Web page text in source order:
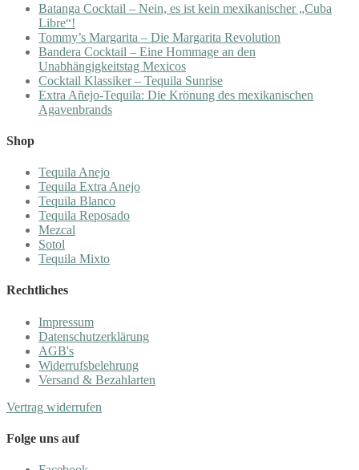
Batanga Cocktail – Nein, es ist kein mexikanischer „Cuba
Libre“!
Tommy’s Margarita – Die Margarita Revolution
Bandera Cocktail – Eine Hommage an den
Unabhängigkeitstag Mexicos
Cocktail Klassiker – Tequila Sunrise
Extra Añejo-Tequila: Die Krönung des mexikanischen
Agavenbrands
Shop
Tequila Anejo
Tequila Extra Anejo
Tequila Blanco
Tequila Reposado
Mezcal
Sotol
Tequila Mixto
Rechtliches
Impressum
Datenschutzerklärung
AGB's
Widerrufsbelehrung
Versand & Bezahlarten
Vertrag widerrufen
Folge uns auf